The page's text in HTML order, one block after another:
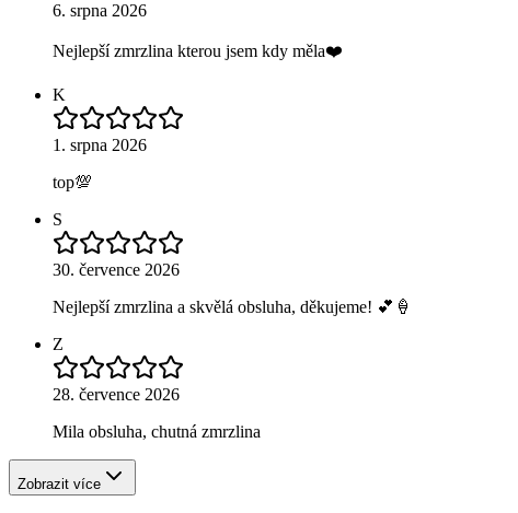
6. srpna 2026
Nejlepší zmrzlina kterou jsem kdy měla❤️
K
1. srpna 2026
top💯
S
30. července 2026
Nejlepší zmrzlina a skvělá obsluha, děkujeme! 💕🍦
Z
28. července 2026
Mila obsluha, chutná zmrzlina
Zobrazit více